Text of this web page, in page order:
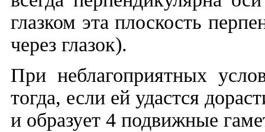
глазком эта плоскость
через глазок).
При неблагоприятных
тогда, если ей удастся
и образует 4 подвижные